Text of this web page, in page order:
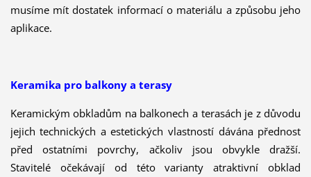
musíme mít dostatek informací o materiálu a způsobu jeho
aplikace.
Keramika pro balkony a terasy
Keramickým obkladům na balkonech a terasách je z důvodu
jejich technických a estetických vlastností dávána přednost
před ostatními povrchy, ačkoliv jsou obvykle dražší.
Stavitelé očekávají od této varianty atraktivní obklad